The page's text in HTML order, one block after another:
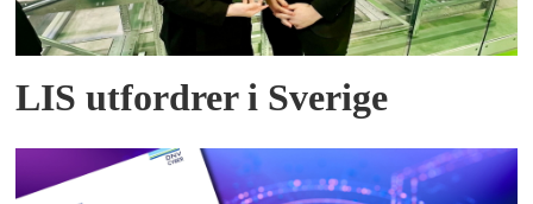
LIS utfordrer i Sverige